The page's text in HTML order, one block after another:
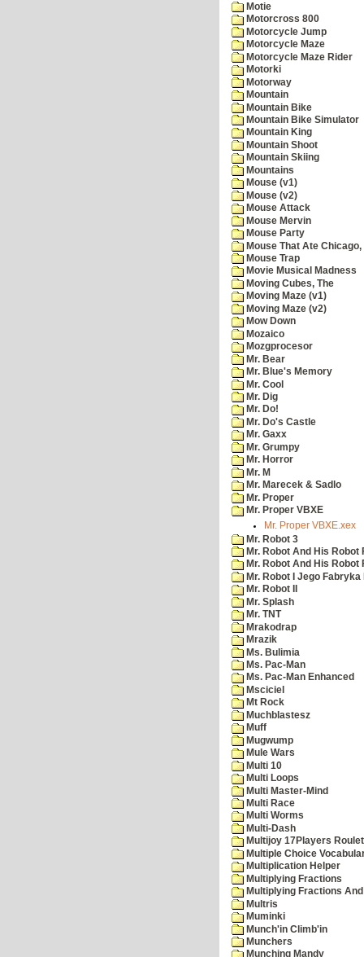
Motie
Motorcross 800
Motorcycle Jump
Motorcycle Maze
Motorcycle Maze Rider
Motorki
Motorway
Mountain
Mountain Bike
Mountain Bike Simulator
Mountain King
Mountain Shoot
Mountain Skiing
Mountains
Mouse (v1)
Mouse (v2)
Mouse Attack
Mouse Mervin
Mouse Party
Mouse That Ate Chicago,
Mouse Trap
Movie Musical Madness
Moving Cubes, The
Moving Maze (v1)
Moving Maze (v2)
Mow Down
Mozaico
Mozgprocesor
Mr. Bear
Mr. Blue's Memory
Mr. Cool
Mr. Dig
Mr. Do!
Mr. Do's Castle
Mr. Gaxx
Mr. Grumpy
Mr. Horror
Mr. M
Mr. Marecek & Sadlo
Mr. Proper
Mr. Proper VBXE
Mr. Proper VBXE.xex
Mr. Robot 3
Mr. Robot And His Robot
Mr. Robot And His
Mr. Robot I Jego Fabryka
Mr. Robot II
Mr. Splash
Mr. TNT
Mrakodrap
Mrazik
Ms. Bulimia
Ms. Pac-Man
Ms. Pac-Man Enhanced
Msciciel
Mt Rock
Muchblastesz
Muff
Mugwump
Mule Wars
Multi 10
Multi Loops
Multi Master-Mind
Multi Race
Multi Worms
Multi-Dash
Multijoy 17Players
Multiple Choice
Multiplication Helper
Multiplying Fractions
Multiplying Fractions
Multris
Muminki
Munch'in Climb'in
Munchers
Munching Mandy